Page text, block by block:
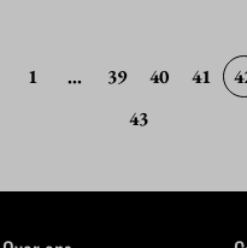
1 ... 39 40 41
43